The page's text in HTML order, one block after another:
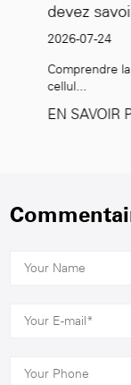
devez savoir
2026-07-24
Comprendre la
cellul...
EN SAVOIR PLUS